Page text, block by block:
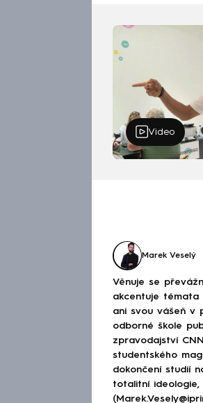
Video
Marek Veselý
Věnuje se
akcentuje témata
ani svou vášeň v
odborné škole
zpravodajství
studentského
dokončení studií
totalitní ideologie,